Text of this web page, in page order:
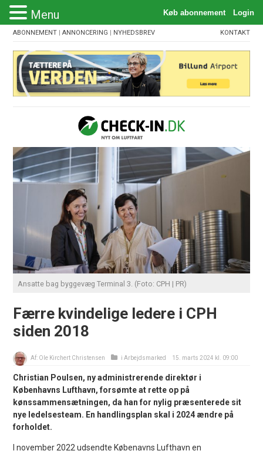
ABONNEMENT |ANNONCERING | NYHEDSBREV KONTAKT
Ansatte bag byggevæg Terminal 3. (Foto: CPH | PR)
Færre kvindelige ledere i CPH
siden 2018
Af: Ole Kirchert Christensen iArbejdsmarked 15. marts 2024 kl. 09:00
Christian Poulsen, ny administrerende direktør i
Københavns Lufthavn, forsømte at rette op på
kønssammensætningen, da han for nylig præsenterede sit
nye ledelsesteam. En handlingsplan skal i 2024 ændre på
forholdet.
I november 2022 udsendte Købenavns Lufthavn en
Menu